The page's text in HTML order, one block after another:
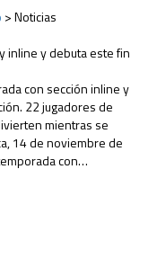
>Noticias
inline y debuta este fin
con sección inline y
22 jugadores de
mientras se
14 de noviembre de
con…